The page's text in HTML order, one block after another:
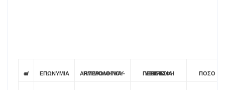
α/α ΕΠΩΝΥΜΙΑ ΑΡ.ΤΙΜΟΛΟΓΙΟΥ- ΗΜΕΡΟΜΗΝΙΑ ΠΕΡΙΓΡΑΦΗ ΕΙΔΟΣ-ΥΠΗΡΕΣΙΑ ΠΟΣΟ